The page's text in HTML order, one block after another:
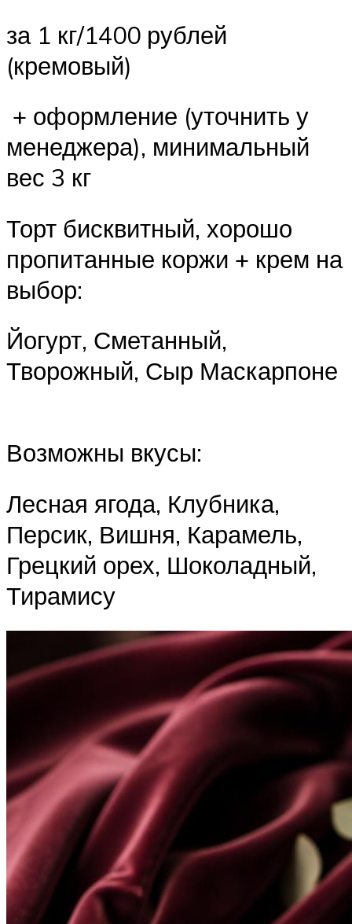
за 1 кг/1400 рублей
(кремовый)
+ оформление (уточнить у
менеджера), минимальный
вес 3 кг
Торт бисквитный, хорошо
пропитанные коржи + крем на
выбор:
Йогурт, Сметанный,
Творожный, Сыр Маскарпоне
Возможны вкусы:
Лесная ягода, Клубника,
Персик, Вишня, Карамель,
Грецкий орех, Шоколадный,
Тирамису